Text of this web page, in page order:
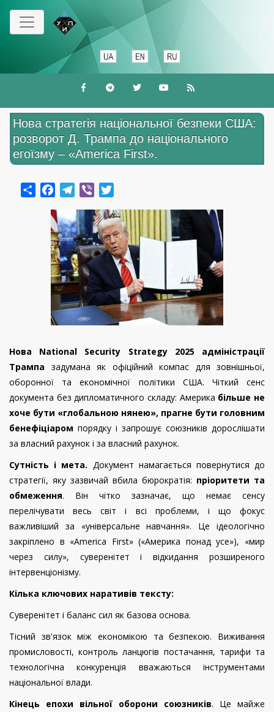
Перейти
основного
Нова стратегія національної безпеки США:
розворот Д. Трампа до національного
егоїзму – «America First».
ShareFacebookTelegram
Viber
Нова National Security Strategy 2025 адміністрації
Трампа задумана як офіційний компас для зовнішньої,
оборонної та економічної політики США. Чіткий сенс
документа без дипломатичного складу: Америка більше не
хоче бути «глобальною нянею», прагне бути головним
бенефіціаром порядку і запрошує союзників дорослішати
за власний рахунок і за власний рахунок.
Сутність і мета. Документ намагається повернутися до
стратегії, яку зазвичай вбила бюрократія: пріоритети та
обмеження. Він чітко зазначає, що немає сенсу
перелічувати весь світ і всі проблеми, і що фокус
важливіший за «універсальне навчання». Це ідеологічно
закріплено в «America First» («Америка понад усе»), «мир
через силу», суверенітет і відкидання розширеного
інтервенціонізму.
Кілька ключових наративів тексту:
Суверенітет і баланс сил як базова основа.
Тісний зв'язок між економікою та безпекою. Виживання
промисловості, контроль ланцюгів постачання, тарифи та
технологічна конкуренція вважаються інструментами
національної влади.
Кінець епохи вільної оборони союзників. Це майже